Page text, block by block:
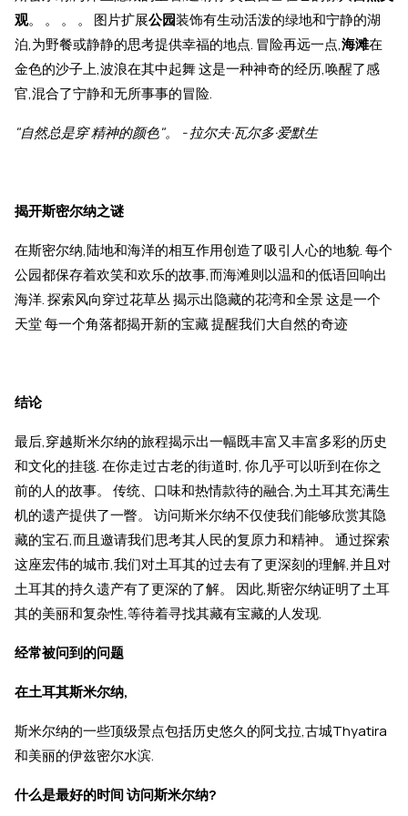
观。 。 。 。 图片扩展公园装饰有生动活泼的绿地和宁静的湖
泊,为野餐或静静的思考提供幸福的地点. 冒险再远一点,海滩在
金色的沙子上,波浪在其中起舞 这是一种神奇的经历,唤醒了感
官,混合了宁静和无所事事的冒险.
"自然总是穿 精神的颜色"。 - 拉尔夫·瓦尔多·爱默生
揭开斯密尔纳之谜
在斯密尔纳,陆地和海洋的相互作用创造了吸引人心的地貌. 每个
公园都保存着欢笑和欢乐的故事,而海滩则以温和的低语回响出
海洋. 探索风向穿过花草丛 揭示出隐藏的花湾和全景 这是一个
天堂 每一个角落都揭开新的宝藏 提醒我们大自然的奇迹
结论
最后,穿越斯米尔纳的旅程揭示出一幅既丰富又丰富多彩的历史
和文化的挂毯. 在你走过古老的街道时, 你几乎可以听到在你之
前的人的故事。 传统、口味和热情款待的融合,为土耳其充满生
机的遗产提供了一瞥。 访问斯米尔纳不仅使我们能够欣赏其隐
藏的宝石,而且邀请我们思考其人民的复原力和精神。 通过探索
这座宏伟的城市,我们对土耳其的过去有了更深刻的理解,并且对
土耳其的持久遗产有了更深的了解。 因此,斯密尔纳证明了土耳
其的美丽和复杂性,等待着寻找其藏有宝藏的人发现.
经常被问到的问题
在土耳其斯米尔纳,
斯米尔纳的一些顶级景点包括历史悠久的阿戈拉,古城Thyatira
和美丽的伊兹密尔水滨.
什么是最好的时间 访问斯米尔纳?